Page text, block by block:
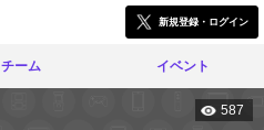
新規登録・ログイン
チーム イベント
587